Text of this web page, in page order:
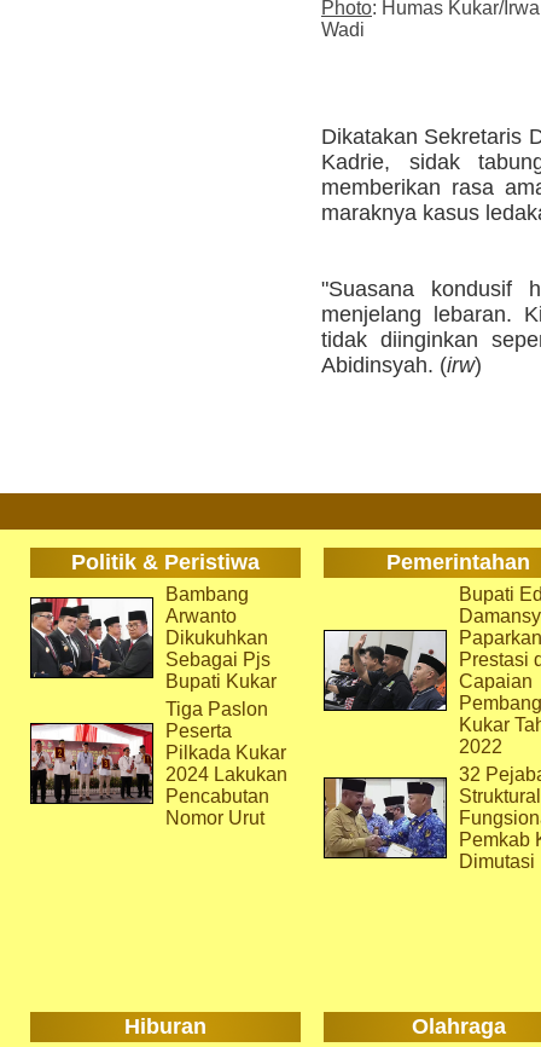
Photo: Humas Kukar/
Wadi
Dikatakan Sekretaris
Kadrie, sidak
memberikan rasa
maraknya kasus
"Suasana kondusif
menjelang lebaran.
tidak diinginkan
Abidinsyah. (irw)
Politik & Peristiwa Pemerintahan
Bambang
Arwanto
Dikukuhkan
Sebagai Pjs
Bupati Kukar
Tiga Paslon
Peserta
Pilkada Kukar
2024 Lakukan
Pencabutan
Nomor Urut
Bupati
Paparkan
Prestasi
Capaian
Kukar
2022
32
Pemkab
Dimutasi
Hiburan Olahraga